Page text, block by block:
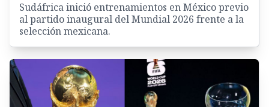
Sudáfrica inició entrenamientos en México previo
al partido inaugural del Mundial 2026 frente a la
selección mexicana.